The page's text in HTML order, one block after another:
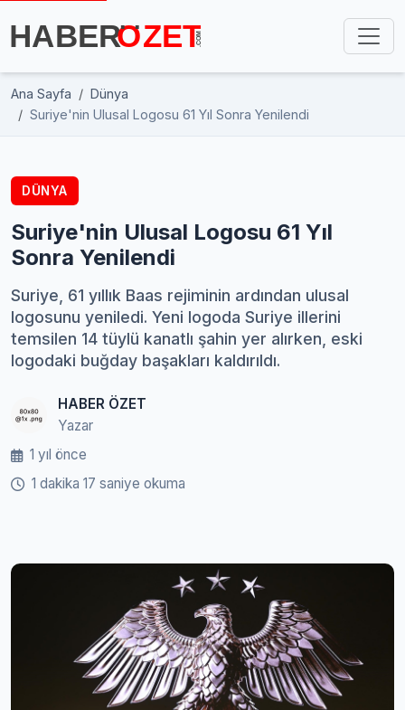
Ana Sayfa
Dünya
Suriye'nin Ulusal Logosu 61 Yıl Sonra Yenilendi
DÜNYA
Suriye'nin Ulusal Logosu 61 Yıl
Sonra Yenilendi
Suriye, 61 yıllık Baas rejiminin ardından ulusal
logosunu yeniledi. Yeni logoda Suriye illerini
temsilen 14 tüylü kanatlı şahin yer alırken, eski
logodaki buğday başakları kaldırıldı.
HABER ÖZET
Yazar
1 yıl önce
1 dakika 17 saniye okuma